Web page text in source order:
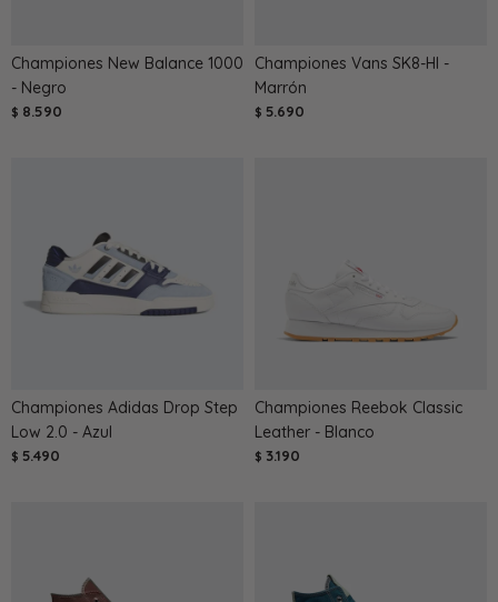
Championes New Balance 1000
- Negro
$ 8.590
Championes Vans SK8-HI -
Marrón
$ 5.690
Championes Adidas Drop Step
Low 2.0 - Azul
$ 5.490
Championes Reebok Classic
Leather - Blanco
$ 3.190